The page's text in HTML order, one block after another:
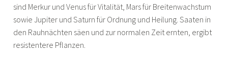
sind Merkur und Venus für Vitalität, Mars für Breitenwachstum
sowie Jupiter und Saturn für Ordnung und Heilung. Saaten in
den Rauhnächten säen und zur normalen Zeit ernten, ergibt
resistentere Pflanzen.